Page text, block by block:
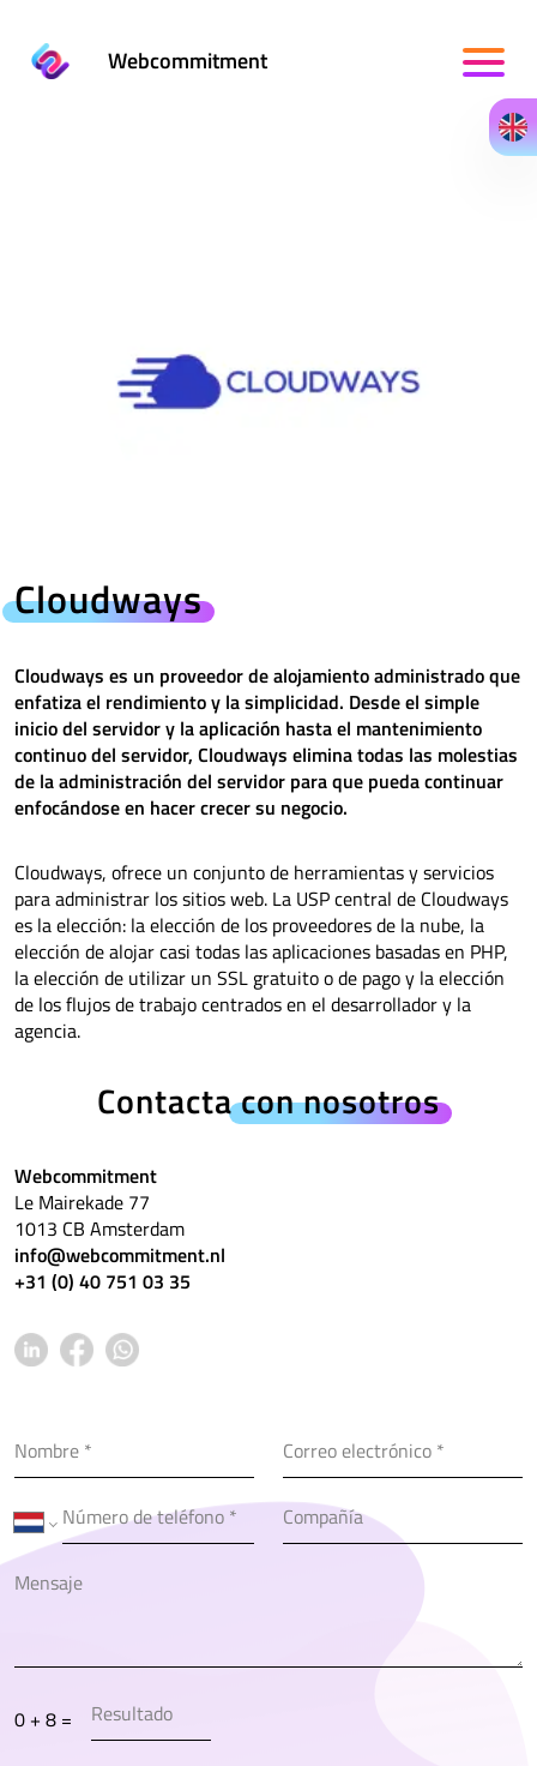
Webcommitment
Cloudways
Cloudways es un proveedor de alojamiento administrado que
enfatiza el rendimiento y la simplicidad. Desde el simple
inicio del servidor y la aplicación hasta el mantenimiento
continuo del servidor, Cloudways elimina todas las molestias
de la administración del servidor para que pueda continuar
enfocándose en hacer crecer su negocio.
Cloudways, ofrece un conjunto de herramientas y servicios
para administrar los sitios web. La USP central de Cloudways
es la elección: la elección de los proveedores de la nube, la
elección de alojar casi todas las aplicaciones basadas en PHP,
la elección de utilizar un SSL gratuito o de pago y la elección
de los flujos de trabajo centrados en el desarrollador y la
agencia.
Contactacon nosotros
Webcommitment
Le Mairekade 77
1013 CB Amsterdam
info@webcommitment.nl
+31 (0) 40 751 03 35
0 + 8 =